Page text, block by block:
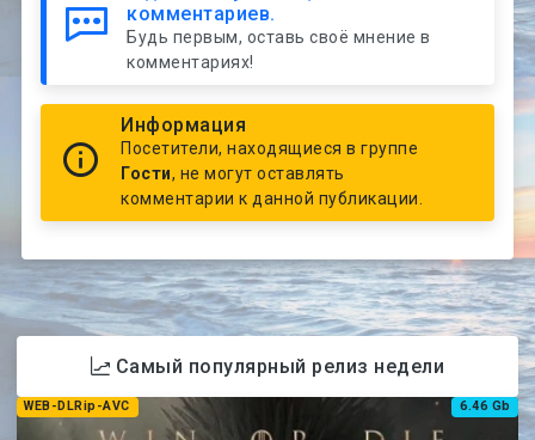
комментариев.
Будь первым, оставь своё мнение в
комментариях!
Информация
Посетители, находящиеся в группе
Гости, не могут оставлять
комментарии к данной публикации.
Самый популярный релиз недели
WEB-DLRip-AVC 6.46 Gb